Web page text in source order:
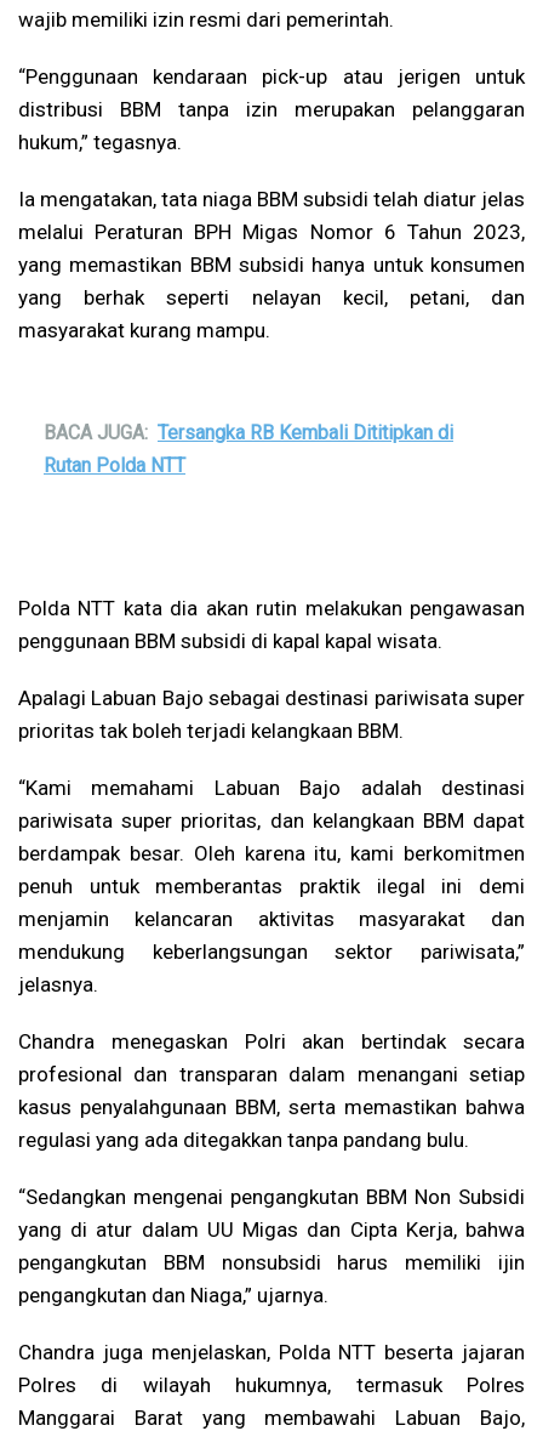
wajib memiliki izin resmi dari pemerintah.
“Penggunaan kendaraan pick-up atau jerigen untuk
distribusi BBM tanpa izin merupakan pelanggaran
hukum,” tegasnya.
Ia mengatakan, tata niaga BBM subsidi telah diatur jelas
melalui Peraturan BPH Migas Nomor 6 Tahun 2023,
yang memastikan BBM subsidi hanya untuk konsumen
yang berhak seperti nelayan kecil, petani, dan
masyarakat kurang mampu.
BACA JUGA: Tersangka RB Kembali Dititipkan di
Rutan Polda NTT
Polda NTT kata dia akan rutin melakukan pengawasan
penggunaan BBM subsidi di kapal kapal wisata.
Apalagi Labuan Bajo sebagai destinasi pariwisata super
prioritas tak boleh terjadi kelangkaan BBM.
“Kami memahami Labuan Bajo adalah destinasi
pariwisata super prioritas, dan kelangkaan BBM dapat
berdampak besar. Oleh karena itu, kami berkomitmen
penuh untuk memberantas praktik ilegal ini demi
menjamin kelancaran aktivitas masyarakat dan
mendukung keberlangsungan sektor pariwisata,”
jelasnya.
Chandra menegaskan Polri akan bertindak secara
profesional dan transparan dalam menangani setiap
kasus penyalahgunaan BBM, serta memastikan bahwa
regulasi yang ada ditegakkan tanpa pandang bulu.
“Sedangkan mengenai pengangkutan BBM Non Subsidi
yang di atur dalam UU Migas dan Cipta Kerja, bahwa
pengangkutan BBM nonsubsidi harus memiliki ijin
pengangkutan dan Niaga,” ujarnya.
Chandra juga menjelaskan, Polda NTT beserta jajaran
Polres di wilayah hukumnya, termasuk Polres
Manggarai Barat yang membawahi Labuan Bajo,